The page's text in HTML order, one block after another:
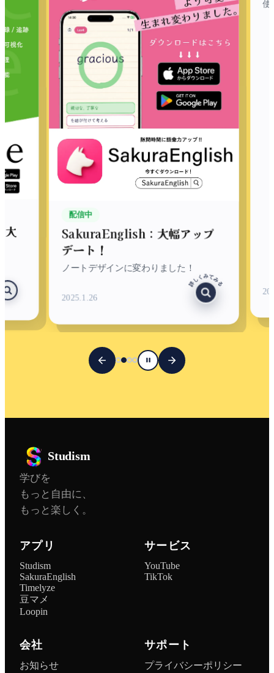
てみる
配信中
SakuraEnglish：大幅アップ
デート！
ノートデザインに変わりました！
2025.1.26
詳しくみてみる
Studism
学びを
もっと自由に、
もっと楽しく。
アプリ
Studism
SakuraEnglish
Timelyze
豆マメ
Loopin
サービス
YouTube
TikTok
会社
お知らせ
サポート
プライバシーポリシー